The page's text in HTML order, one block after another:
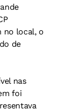
no local, o
de
nas
foi